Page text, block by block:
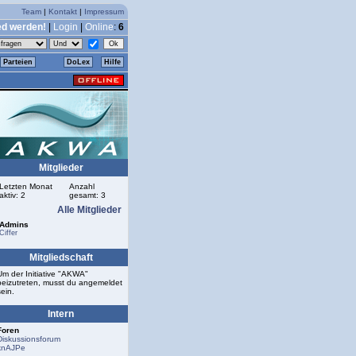
Team | Kontakt | Impressum
werden! Login Online: 6
Parteien DoLex Hilfe
Mitglieder
Letzten Monat
aktiv: 2
Anzahl
gesamt: 3
Alle Mitglieder
Admins
Ciffer
Mitgliedschaft
der Initiative "AKWA"
musst du angemeldet
Intern